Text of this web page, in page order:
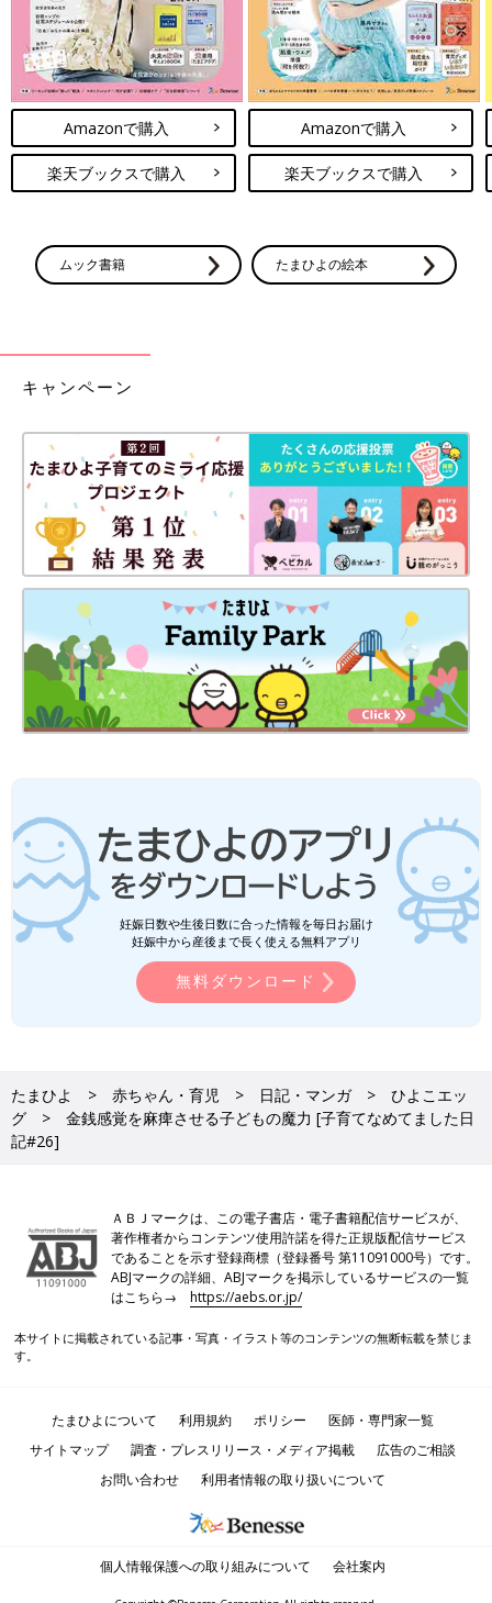
Amazonで購入
楽天ブックスで購入
Amazonで購入
楽天ブックスで購入
ムック書籍 たまひよの絵本
キャンペーン
妊娠日数や生後日数に合った情報を毎日お届け
妊娠中から産後まで長く使える無料アプリ
無料ダウンロード
たまひよ 赤ちゃん・育児 日記・マンガ
ひよこエッ
グ
金銭感覚を麻痺させる子どもの魔力 [子育てなめてました日
記#26]
ＡＢＪマークは、この電子書店・電子書籍配信サービスが、
著作権者からコンテンツ使用許諾を得た正規版配信サービス
であることを示す登録商標（登録番号 第11091000号）です。
ABJマークの詳細、ABJマークを掲示しているサービスの一覧
はこちら→https://aebs.or.jp/
本サイトに掲載されている記事・写真・イラスト等のコンテンツの無断転載を禁じま
す。
たまひよについて 利用規約 ポリシー
医師・専門家一覧
サイトマップ
調査・プレスリリース・メディア掲載
広告のご相談
お問い合わせ
利用者情報の取り扱いについて
個人情報保護への取り組みについて 会社案内